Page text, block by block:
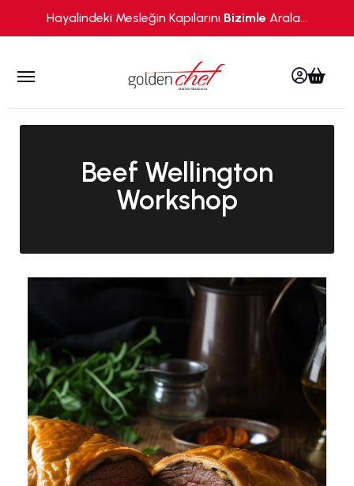
Hayalindeki Mesleğin Kapılarını Bizimle Arala...
Menüyü aç
Beef Wellington
Workshop